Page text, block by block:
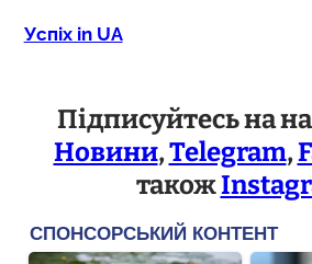
Успіх in UA
Підписуйтесь на
Новини,Telegram,
також